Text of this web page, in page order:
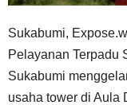
Sukabumi,
Pelayanan Terpadu
Sukabumi
usaha tower di Aula